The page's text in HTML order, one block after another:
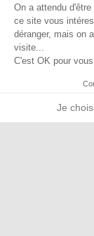
On a attendu
ce site vous
déranger, mais on
visite...
C'est OK pour
Je